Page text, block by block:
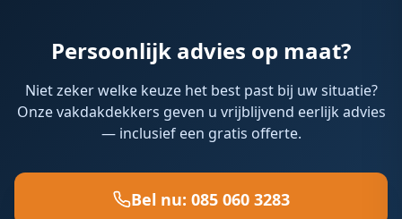
Persoonlijk advies op maat?
Niet zeker welke keuze het best past bij uw situatie?
Onze vakdakdekkers geven u vrijblijvend eerlijk advies
— inclusief een gratis offerte.
Bel nu: 085 060 3283